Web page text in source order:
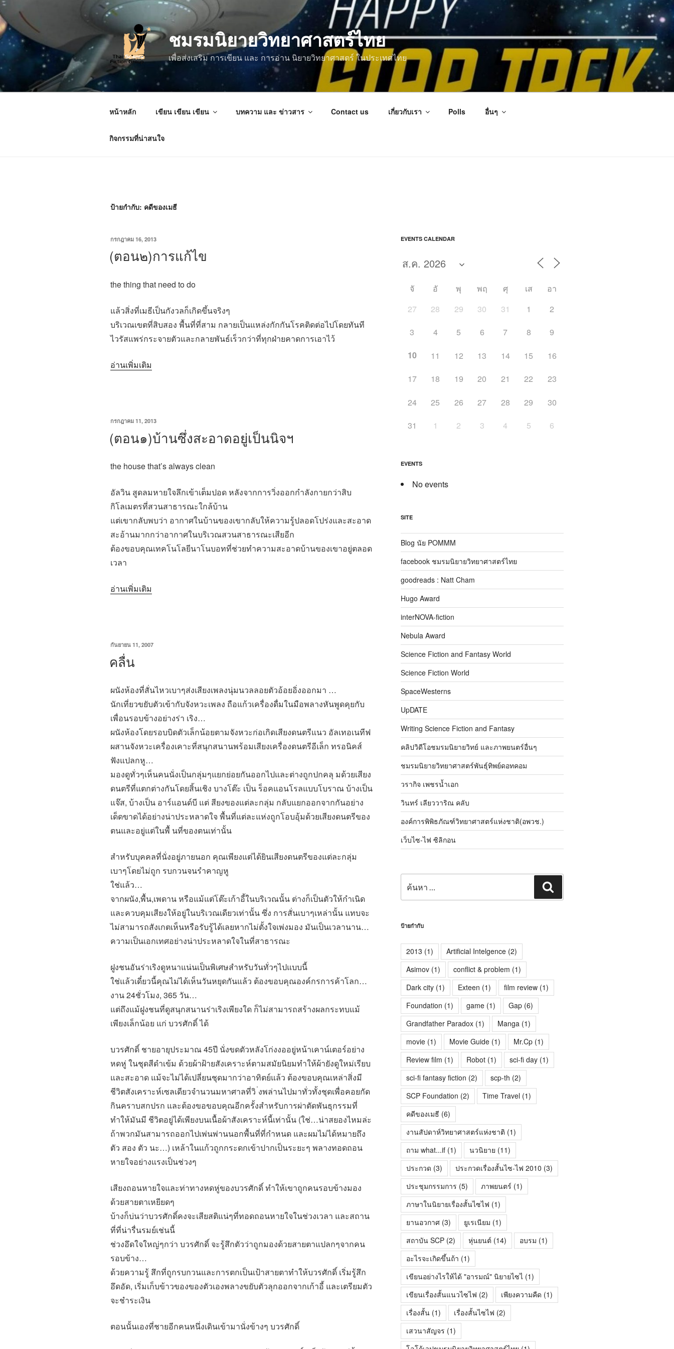
ข้าม
ไป
ยัง
บทความ
ชมรมนิยายวิทยาศาสตร์ไทย
เพื่อส่งเสริม การเขียน และ การอ่าน นิยายวิทยาศาสตร์ ในประเทศไทย
หน้าหลัก เขียน เขียน เขียน บทความ และ ข่าวสาร Contact us เกี่ยวกับเรา Polls อื่นๆ
กิจกรรมที่น่าสนใจ
ป้ายกำกับ: คดีของเมธี
เขียน
ที่
กรกฎาคม 16, 2013
(ตอน๒)การแก้ไข
the thing that need to do
แล้วสิ่งที่เมธีเป็นกังวลก็เกิดขึ้นจริงๆ
บริเวณเขตที่สิบสอง พื้นที่ที่สาม กลายเป็นแหล่งกักกันโรคติดต่อไปโดยทันที
ไวรัสแพร่กระจายตัวและกลายพันธ์เร็วกว่าที่ทุกฝ่ายคาดการเอาไว้
อ่านเพิ่มเติม
เขียน
ที่
กรกฎาคม 11, 2013
(ตอน๑)บ้านซึ่งสะอาดอยู่เป็นนิจฯ
the house that’s always clean
อัลวิน สูดลมหายใจลึกเข้าเต็มปอด หลังจากการวิ่งออกกำลังกายกว่าสิบ
กิโลเมตรที่สวนสาธารณะใกล้บ้าน
แต่เขากลับพบว่า อากาศในบ้านของเขากลับให้ความรู้ปลอดโปร่งและสะอาด
สะอ้านมากกว่าอากาศในบริเวณสวนสาธารณะเสียอีก
ต้องขอบคุณเทคโนโลยีนาโนบอทที่ช่วยทำความสะอาดบ้านของเขาอยู่ตลอด
เวลา
อ่านเพิ่มเติม
เป็น
เขียน
ที่
กันยายน 11, 2007
คลื่น
ผนังห้องที่สั่นไหวเบาๆส่งเสียงเพลงนุ่มนวลลอยตัวอ้อยอิ่งออกมา …
นักเที่ยวขยับตัวเข้ากับจังหวะเพลง ถือแก้วเครื่องดื่มในมือพลางหันพูดคุยกับ
เพื่อนรอบข้างอย่างร่า เริง…
ผนังห้องโดยรอบบิดตัวเล็กน้อยตามจังหวะก่อเกิดเสียงดนตรีแนว อัลเทอเนทีฟ
ผสานจังหวะเครื่องเคาะที่สนุกสนานพร้อมเสียงเครื่องดนตรีอีเล็ก ทรอนิคส์
ฟังแปลกหู…
มองดูทั่วๆเห็นคนนั่งเป็นกลุ่มๆแยกย่อยกันออกไปและต่างถูกปกคลุ มด้วยเสียง
ดนตรีที่แตกต่างกันโดยสิ้นเชิง บางโต๊ะ เป็น ร็อคแอนโรลแบบโบราณ บ้างเป็น
แจ๊ส, บ้างเป็น อาร์แอนด์บี แต่ สียงของแต่ละกลุ่ม กลับแยกออกจากกันอย่าง
เด็ดขาดได้อย่างน่าประหลาดใจ พื้นที่แต่ละแห่งถูกโอบอุ้มด้วยเสียงดนตรีของ
ตนและอยู่แต่ในพื้ นที่ของตนเท่านั้น
สำหรับบุคคลที่นั่งอยู่ภายนอก คุณเพียงแต่ได้ยินเสียงดนตรีของแต่ละกลุ่ม
เบาๆโดยไม่ถูก รบกวนจนรำคาญหู
ใช่แล้ว…
จากผนัง,พื้น,เพดาน หรือแม้แต่โต๊ะเก้าอี้ในบริเวณนั้น ต่างก็เป็นตัวให้กำเนิด
และควบคุมเสียงให้อยู่ในบริเวณเดียวเท่านั้น ซึ่ง การสั่นเบาๆเหล่านั้น แทบจะ
ไม่สามารถสังเกตเห็นหรือรับรู้ได้เลยหากไม่ตั้งใจเพ่งมอง มันเป็นเวลานาน…
ความเป็นเอกเทศอย่างน่าประหลาดใจในที่สาธารณะ
ฝูงชนอันร่าเริงดูหนาแน่นเป็นพิเศษสำหรับวันทั่วๆไปแบบนี้
ใช่แล้วเดี๋ยวนี้คุณไม่ได้เห็นวันหยุดกันแล้ว ต้องขอบคุณองค์กรการค้าโลก…
งาน 24ชั่วโมง, 365 วัน…
แต่ถึงแม้ฝูงชนที่ดูสนุกสนานร่าเริงเพียงใด ก็ไม่สามารถสร้างผลกระทบแม้
เพียงเล็กน้อย แก่ บวรศักดิ์ ได้
บวรศักดิ์ ชายอายุประมาณ 45ปี นั่งขดตัวหลังโก่งงออยู่หน้าเคาน์เตอร์อย่าง
หดหู่ ในชุดสีดำเข้ม ด้วยผ้าฝ้ายสังเคราะห์ตามสมัยนิยมทำให้ผ้ายังดูใหม่เรียบ
และสะอาด แม้จะไม่ได้เปลี่ยนชุดมากว่าอาทิตย์แล้ว ต้องขอบคุณเหล่าสิ่งมี
ชีวิตสังเคราะห์เซลเดียวจำนวนมหาศาลที่วิ ่งพล่านไปมาทั่วทั้งชุดเพื่อคอยกัด
กินคราบสกปรก และต้องขอขอบคุณอีกครั้งสำหรับการผ่าตัดพันธุกรรมที่
ทำให้มันมี ชีวิตอยู่ได้เพียงบนเนื้อผ้าสังเคราะห์นี้เท่านั้น (ใช่…น่าสยองไหมล่ะ
ถ้าพวกมันสามารถออกไปเพ่นพ่านนอกพื้นที่ที่กำหนด และผมไม่ได้หมายถึง
ตัว สอง ตัว นะ…) เหล้าในแก้วถูกกระดกเข้าปากเป็นระยะๆ พลางทอดถอน
หายใจอย่างแรงเป็นช่วงๆ
เสียงถอนหายใจและท่าทางหดหู่ของบวรศักดิ์ ทำให้เขาถูกคนรอบข้างมอง
ด้วยสายตาเหยียดๆ
บ้างก็บ่นว่าบวรศักดิ์คงจะเสียสติแน่ๆที่ทอดถอนหายใจในช่วงเวลา และสถาน
ที่ที่น่ารื่นรมย์เช่นนี้
ช่วงอึดใจใหญ่ๆกว่า บวรศักดิ์ จะรู้สึกตัวว่าถูกมองด้วยสายตาแปลกๆจากคน
รอบข้าง…
ด้วยความรู้ สึกที่ถูกรบกวนและการตกเป็นเป้าสายตาทำให้บวรศักดิ์ เริ่มรู้สึก
อึดอัด, เริ่มเก็บข้าวของของตัวเองพลางขยับตัวลุกออกจากเก้าอี้ และเตรียมตัว
จะชำระเงิน
ตอนนั้นเองที่ชายอีกคนหนึ่งเดินเข้ามานั่งข้างๆ บวรศักดิ์
EVENTS CALENDAR
จั อั พุ พฤ ศุ เส
อา
27
28 29 30 31 1 2
3 4 5 6 7 8
9
10
11 12 13 14 15 16
17 18 19 20 21 22 23
24 25 26 27 28 29 30
31 1 2 3 4 5 6
EVENTS
No events
SITE
Blog นัย POMMM
facebook ชมรมนิยายวิทยาศาสตร์ไทย
goodreads : Natt Cham
Hugo Award
interNOVA-fiction
Nebula Award
Science Fiction and Fantasy World
Science Fiction World
SpaceWesterns
UpDATE
Writing Science Fiction and Fantasy
คลิปวิดีโอชมรมนิยายวิทย์ และภาพยนตร์อื่นๆ
ชมรมนิยายวิทยาศาสตร์พันธุ์ทิพย์ดอทคอม
วรากิจ เพชรน้ำเอก
วินทร์ เลียววาริณ คลับ
องค์การพิพิธภัณฑ์วิทยาศาสตร์แห่งชาติ(อพวช.)
เว็บไซ-ไฟ ซิลิกอน
ป้ายกำกับ
2013 (1) Artificial Intelgence(2)
Asimov(1) conflict & problem (1)
Dark city(1) Exteen (1) film review(1)
Foundation (1) game(1) Gap(6)
Grandfather Paradox(1) Manga (1)
movie(1) Movie Guide(1) Mr.Cp(1)
Review film (1) Robot(1) sci-fi day(1)
sci-fi fantasy fiction (2) scp-th (2)
SCP Foundation (2) Time Travel(1)
คดีของเมธี (6)
งานสัปดาห์วิทยาศาสตร์แห่งชาติ (1)
ถาม what...if(1) นวนิยาย (11)
ประกวด (3) ประกวดเรื่องสั้นไซ-ไฟ 2010 (3)
ประชุมกรรมการ (5) ภาพยนตร์ (1)
ภาษาในนิยายเรื่องสั้นไซไฟ (1)
ยานอวกาศ(3) ยูเรเนียม (1)
สถาบัน SCP(2) หุ่นยนต์ (14) อบรม (1)
อะไรจะเกิดขึ้นถ้า (1)
เขียนอย่างไรให้ได้ "อารมณ์" นิยายไซไ(1)
เขียนเรื่องสั้นแนวไซไฟ (2) เพียงความคืด (1)
เรื่องสั้น(1) เรื่องสั้นไซไฟ (2)
เสวนาสัญจร (1)